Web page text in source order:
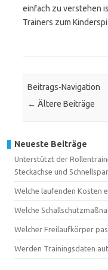
einfach zu verstehen
Trainers zum
Beitrags-Navigation
← Ältere Beiträge
Neueste Beiträge
Unterstützt der
Steckachse und
Welche laufenden Kosten
Welche
Welcher Freilaufkörper
Werden Trainingsdaten